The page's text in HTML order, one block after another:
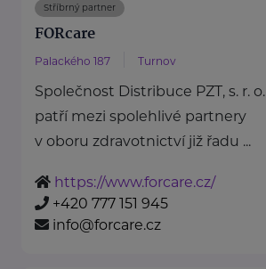
Stříbrný partner
FORcare
Palackého 187 Turnov
Společnost Distribuce PZT, s. r. o.
patří mezi spolehlivé partnery
v oboru zdravotnictví již řadu ...
https://www.forcare.cz/
+420 777 151 945
info@forcare.cz